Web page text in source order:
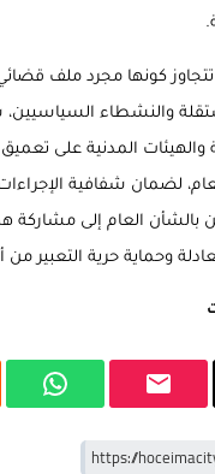
كونها مجرد ملف قضائي
والنشطاء
المدنية على
لضمان شفافية
بالشأن العام إلى
وحماية حرية التعبير